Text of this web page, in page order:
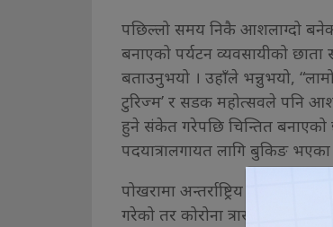
पछिल्लो समय निकै आशलाग्दो
बनाएको पर्यटन व्यवसायीको छाता
बताउनुभयो । उहाँले भन्नुभयो,
टुरिज्म’ र सडक महोत्सवले पनि
हुने संकेत गरेपछि चिन्तित बनाएको
पदयात्रालगायत लागि बुकिङ
पोखरामा अन्तर्राष्ट्रिय विमानस्थल
गरेको तर कोरोना त्रास र